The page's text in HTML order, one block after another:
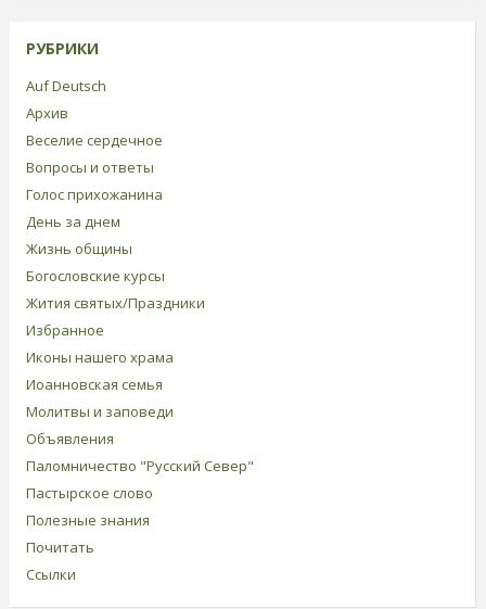
РУБРИКИ
Auf Deutsch
Архив
Веселие сердечное
Вопросы и ответы
Голос прихожанина
День за днем
Жизнь общины
Богословские курсы
Жития святых/Праздники
Избранное
Иконы нашего храма
Иоанновская семья
Молитвы и заповеди
Объявления
Паломничество "Русский Север"
Пастырское слово
Полезные знания
Почитать
Ссылки